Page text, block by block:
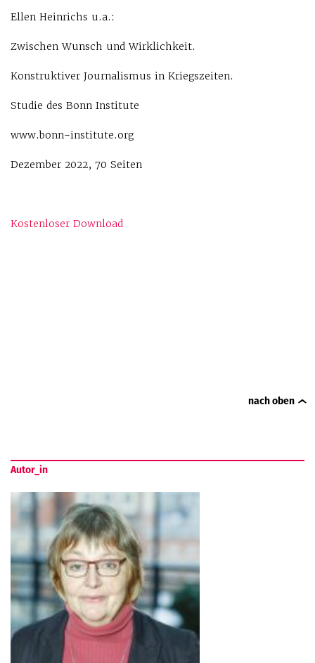
Ellen Heinrichs u.a.:
Zwischen Wunsch und Wirklichkeit.
Konstruktiver Journalismus in Kriegszeiten.
Studie des Bonn Institute
www.bonn-institute.org
Dezember 2022, 70 Seiten
Kostenloser Download
nach oben
Autor_in